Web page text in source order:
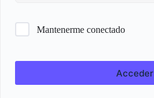
Mantenerme conectado
Acceder